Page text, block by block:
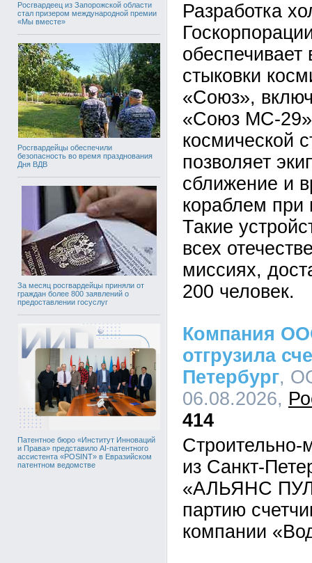
Росгвардеец из Запорожской области
стал призером международной премии
«Мы вместе»
Росгвардейцы обеспечили
безопасность во время празднования
Дня ВДВ
За месяц росгвардейцы приняли от
граждан более 800 заявлений о
предоставлении госуслуг
Патентное бюро «Институт Инноваций
и Права» представило AI-патентного
ассистента «POSINT» в Евразийском
патентном ведомстве
Разработка
обеспечивает
стыковки
«Союз»,
«Союз МС-
космической
позволяет
сближение и
кораблем при
Такие
всех
миссиях,
200 человек.
Компания
отгрузила
Петербург,
06.08.2026,
414
Строительно-
из Санкт-
«АЛЬЯНС
партию
компании